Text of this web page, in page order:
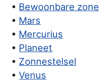
• Bewoonbare zone
• Mars
• Mercurius
• Planeet
• Zonnestelsel
•Venus